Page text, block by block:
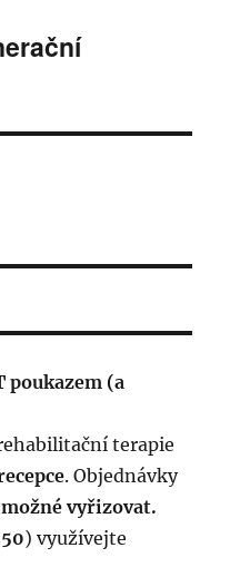
poukazem (a
terapie
. Objednávky
vyřizovat.
) využívejte